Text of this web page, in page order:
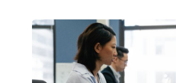
НОВЫЕ
ПРЕДМЕТЫ
ПО
ИСКУССТВЕННОМУ